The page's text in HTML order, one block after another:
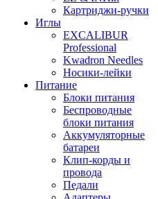
Картриджи-ручки
Иглы
EXCALIBUR
Professional
Kwadron Needles
Носики-лейки
Питание
Блоки питания
Беспроводные
блоки питания
Аккумуляторные
батареи
Клип-корды и
провода
Педали